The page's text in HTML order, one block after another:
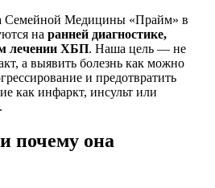
Семейной Медицины «Прайм» в
на ранней диагностике,
лечении ХБП. Наша цель — не
а выявить болезнь как можно
и предотвратить
как инфаркт, инсульт или
почему она